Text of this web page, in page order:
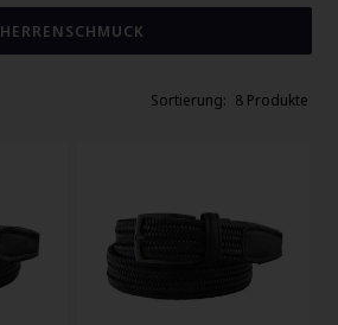
HERRENSCHMUCK
8 Produkte